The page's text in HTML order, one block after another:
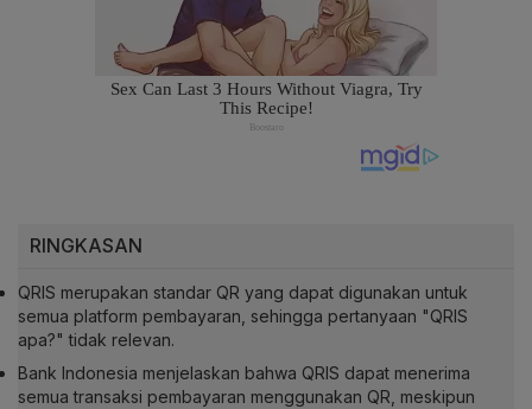
RINGKASAN
QRIS merupakan standar QR yang dapat digunakan untuk
semua platform pembayaran, sehingga pertanyaan "QRIS
apa?" tidak relevan.
Bank Indonesia menjelaskan bahwa QRIS dapat menerima
semua transaksi pembayaran menggunakan QR, meskipun